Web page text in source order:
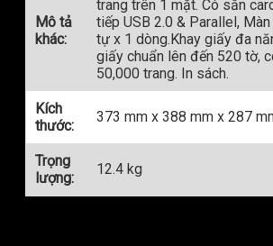
Mô tả
khác:
trang trên 1 mặt. Có sẵn
tiếp USB 2.0 & Parallel,
tự x 1 dòng.Khay giấy đa
giấy chuẩn lên đến 520 tờ,
50,000 trang. In sách.
Kích
thước:
373 mm x 388 mm x 287
Trọng
lượng:
12.4 kg